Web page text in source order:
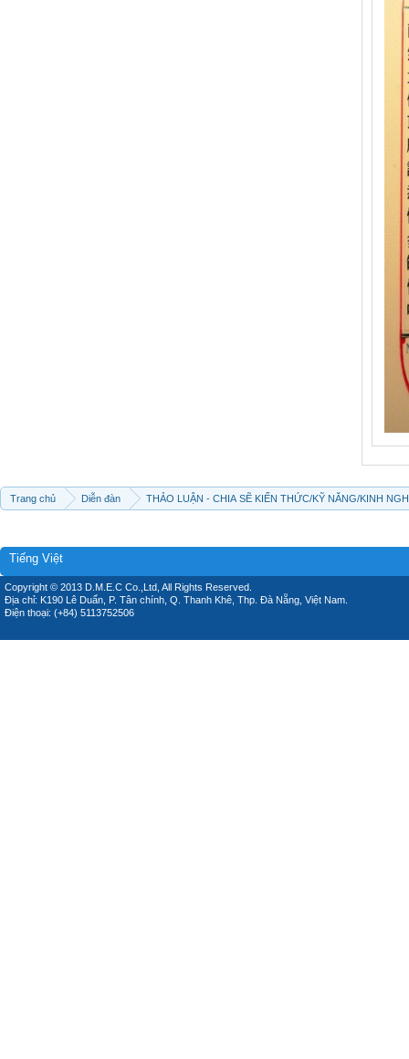
Trang chủ Diễn đàn THẢO LUẬN - CHIA SẼ KIẾN THỨC/KỸ NĂNG/KINH
Tiếng Việt
Copyright © 2013 D.M.E.C Co.,Ltd, All Rights Reserved.
Địa chỉ: K190 Lê Duẩn, P. Tân chính, Q. Thanh Khê, Thp. Đà Nẵng, Việt Nam.
Điện thoại: (+84) 5113752506